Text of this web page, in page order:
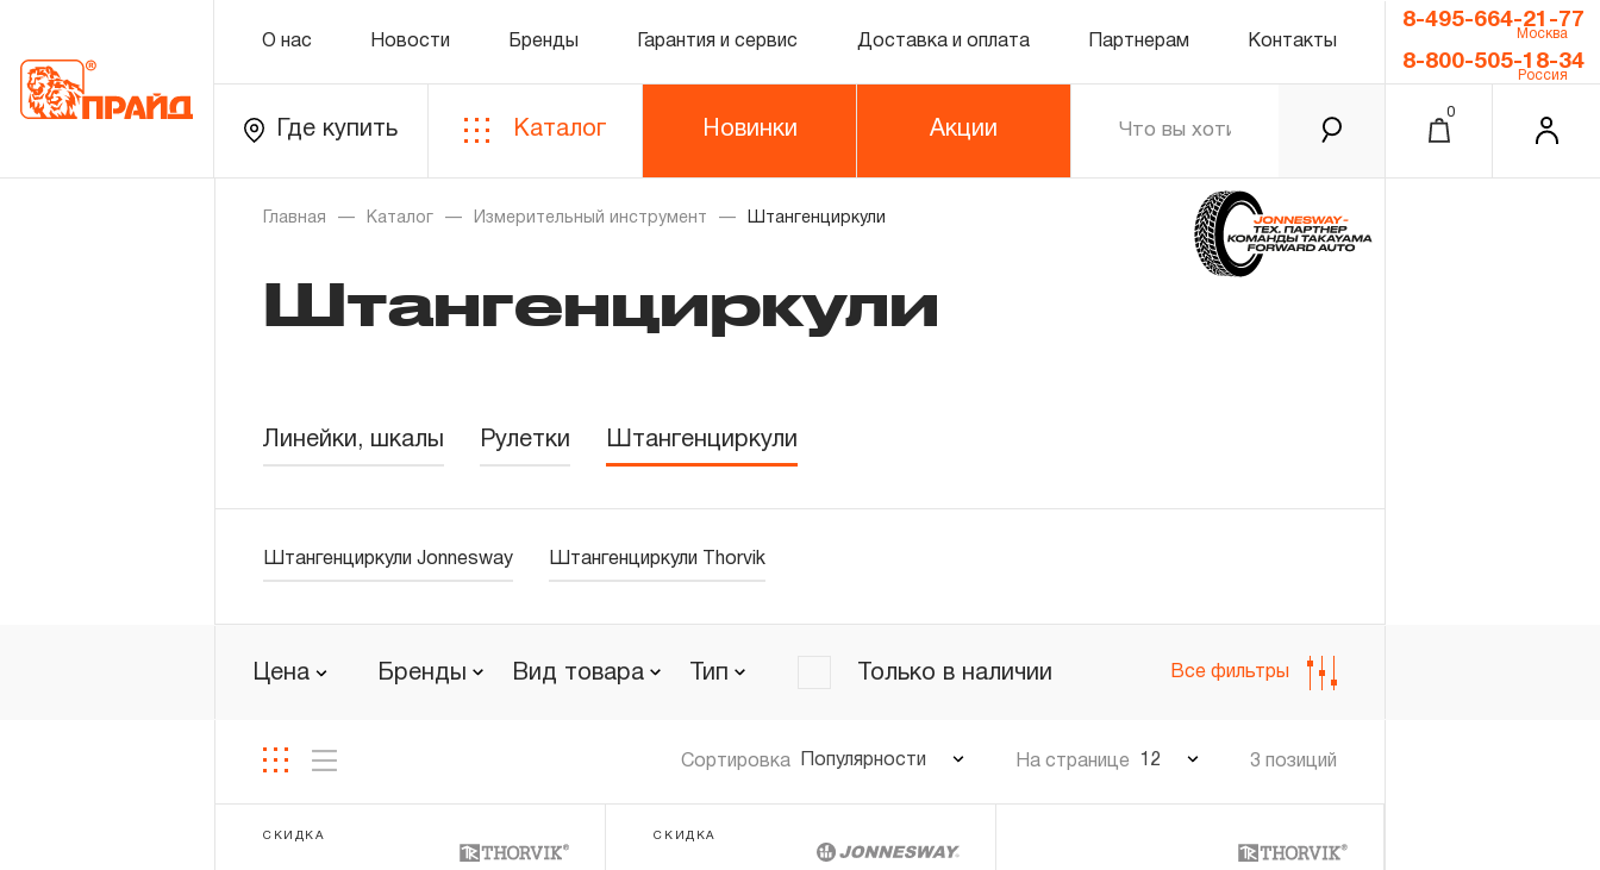
О нас Новости Бренды Гарантия и сервис Доставка и оплата Партнерам Контакты
8-495-664-21-77
Москва
8-800-505-18-34
Россия
Где купить Каталог Новинки Акции
0
Каталог
Золотая лихорадка
Уцененный товар
О нас
Новости
Гарантия и сервис
Доставка и оплата
Партнерам
Главная Каталог Измерительный инструмент Штангенциркули
Штангенциркули
Линейки, шкалы Рулетки Штангенциркули
Штангенциркули Jonnesway Штангенциркули Thorvik
Цена Бренды Вид товара Тип Только в наличии Все фильтры
Сортировка Популярности На странице 12 3 позиций
СКИДКА СКИДКА